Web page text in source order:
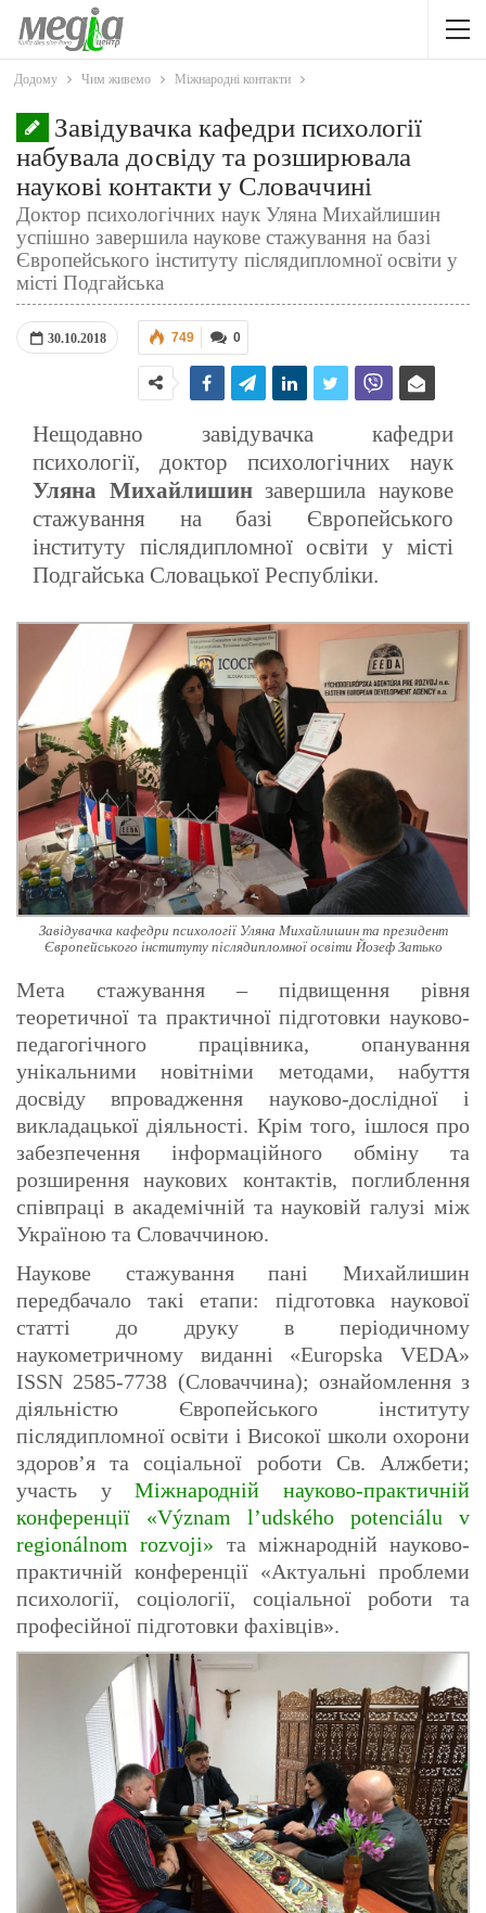
Додому Чим живемо Міжнародні контакти
Завідувачка кафедри психології
набувала досвіду та розширювала
наукові контакти у Словаччині
Доктор психологічних наук Уляна Михайлишин
успішно завершила наукове стажування на базі
Європейського інституту післядипломної освіти у
місті Подгайська
30.10.2018 0
749
Нещодавно завідувачка кафедри
психології, доктор психологічних наук
Уляна Михайлишинзавершила наукове
стажування на базі Європейського
інституту післядипломної освіти у місті
Подгайська Словацької Республіки.
Завідувачка кафедри психології Уляна Михайлишин та президент
Європейського інституту післядипломної освіти Йозеф Затько
Мета стажування – підвищення рівня
теоретичної та практичної підготовки науково-
педагогічного працівника, опанування
унікальними новітніми методами, набуття
досвіду впровадження науково-дослідної і
викладацької діяльності. Крім того, ішлося про
забезпечення інформаційного обміну та
розширення наукових контактів, поглиблення
співпраці в академічній та науковій галузі між
Україною та Словаччиною.
Наукове стажування пані Михайлишин
передбачало такі етапи: підготовка наукової
статті до друку в періодичному
наукометричному виданні «Europska VEDA»
ISSN 2585-7738 (Словаччина); ознайомлення з
діяльністю Європейського інституту
післядипломної освіти і Високої школи охорони
здоров’я та соціальної роботи Св. Алжбети;
участь уМіжнародній науково-практичній
конференції «Význam l’udského potenciálu v
regionálnom rozvoji» та міжнародній науково-
практичній конференції «Актуальні проблеми
психології, соціології, соціальної роботи та
професійної підготовки фахівців».